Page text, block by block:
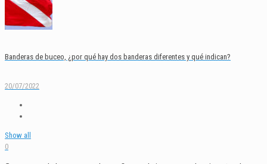
Banderas de buceo, ¿por qué hay dos banderas diferentes y qué indican?
20/07/2022
Show all
0